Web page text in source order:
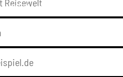
(Erforderlich)